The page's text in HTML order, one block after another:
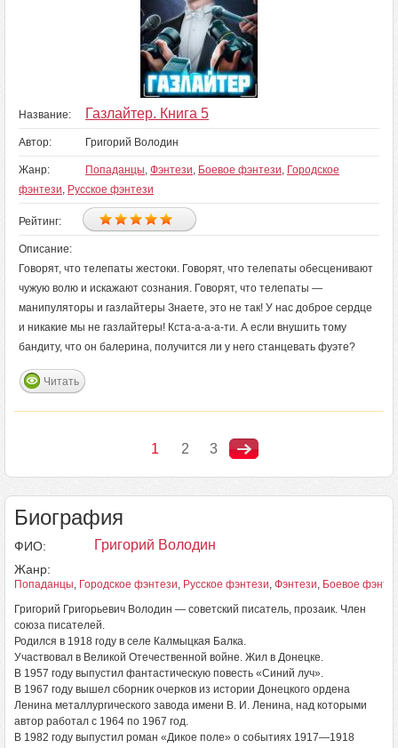
Название: Газлайтер. Книга 5
Автор: Григорий Володин
Жанр: Попаданцы, Фэнтези, Боевое фэнтези, Городское
фэнтези, Русское фэнтези
Рейтинг:
Описание:
Говорят, что телепаты жестоки. Говорят, что телепаты обесценивают
чужую волю и искажают сознания. Говорят, что телепаты —
манипуляторы и газлайтеры Знаете, это не так! У нас доброе сердце
и никакие мы не газлайтеры! Кста-а-а-а-ти. А если внушить тому
бандиту, что он балерина, получится ли у него станцевать фуэте?
Читать
1 2 3
Биография
ФИО: Григорий Володин
Жанр:
Попаданцы, Городское фэнтези, Русское фэнтези, Фэнтези, Боевое
Григорий Григорьевич Володин — советский писатель, прозаик. Член
союза писателей.
Родился в 1918 году в селе Калмыцкая Балка.
Участвовал в Великой Отечественной войне. Жил в Донецке.
В 1957 году выпустил фантастическую повесть «Синий луч».
В 1967 году вышел сборник очерков из истории Донецкого ордена
Ленина металлургического завода имени В. И. Ленина, над которыми
автор работал с 1964 по 1967 год.
В 1982 году выпустил роман «Дикое поле» о событиях 1917—1918